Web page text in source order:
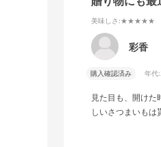
美味しさ :★★★★★
彩香
購入確認済み 年代:
見た目も、開け
しいさつまいもは